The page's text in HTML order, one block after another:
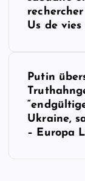
Us de
Putin
Ukraine,
– Europa